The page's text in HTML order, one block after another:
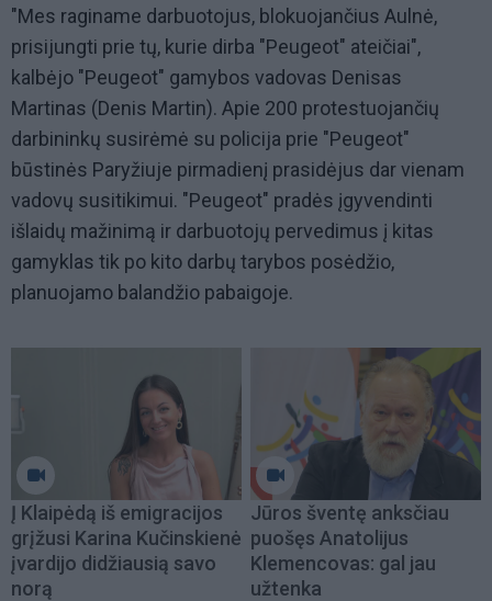
"Mes raginame darbuotojus, blokuojančius Aulnė,
prisijungti prie tų, kurie dirba "Peugeot" ateičiai",
kalbėjo "Peugeot" gamybos vadovas Denisas
Martinas (Denis Martin). Apie 200 protestuojančių
darbininkų susirėmė su policija prie "Peugeot"
būstinės Paryžiuje pirmadienį prasidėjus dar vienam
vadovų susitikimui. "Peugeot" pradės įgyvendinti
išlaidų mažinimą ir darbuotojų pervedimus į kitas
gamyklas tik po kito darbų tarybos posėdžio,
planuojamo balandžio pabaigoje.
Į Klaipėdą iš emigracijos
grįžusi Karina Kučinskienė
įvardijo didžiausią savo
norą
Jūros šventę anksčiau
puošęs Anatolijus
Klemencovas: gal jau
užtenka